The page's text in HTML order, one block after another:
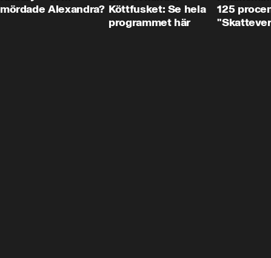
mördade Alexandra? Köttfusket: Se hela
programmet här
125